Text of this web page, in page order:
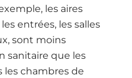
les aires
entrées, les salles
sont moins
sanitaire que les
les chambres de